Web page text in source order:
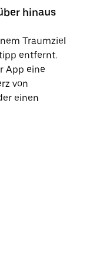
hinaus
Traumziel
entfernt.
App eine
von
einen